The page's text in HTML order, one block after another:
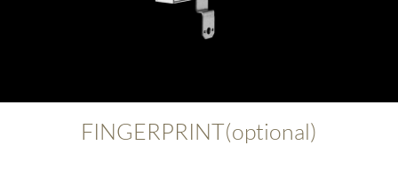
FINGERPRINT(optional)